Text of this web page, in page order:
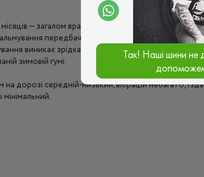
— загалом враження хороше. Шина справді
передбачуване. У мокрих умовах —
виникає зрідка. На снігу та при невеликому
зимовій гумі.
дорозі середній-низький, вібрацій небагато, їзда
Так! Наші шини не